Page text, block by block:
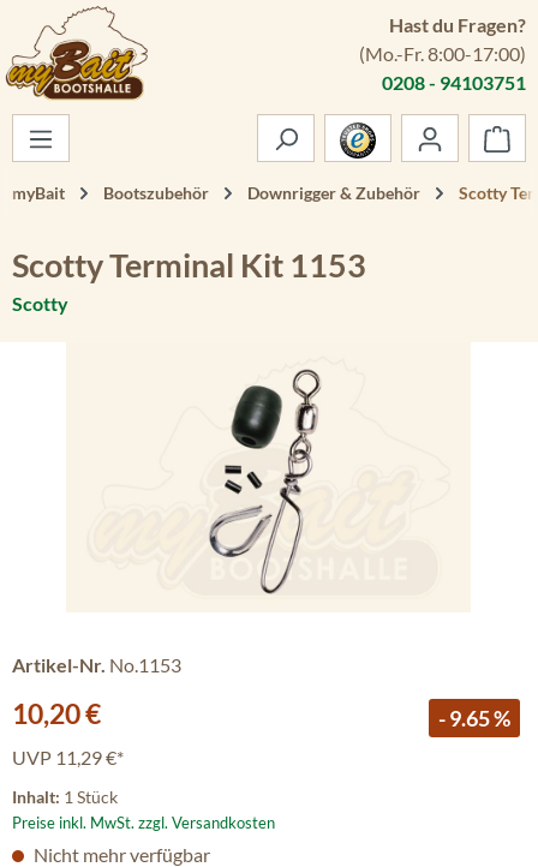
Zum Hauptinhalt springen
Hast du Fragen?
(Mo.-Fr. 8:00-17:00)
0208 - 94103751
myBait Bootszubehör Downrigger & Zubehör Scotty
Scotty Terminal Kit 1153
Scotty
Artikel-Nr. No.1153
Verkaufspreis:
10,20 € - 9.65 %
UVP 11,29 €*
Inhalt: 1 Stück
Preise inkl. MwSt. zzgl. Versandkosten
Nicht mehr verfügbar